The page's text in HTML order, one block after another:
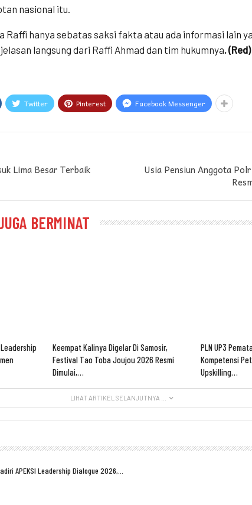
nasional itu.
Raffi hanya sebatas saksi fakta atau ada informasi lain
langsung dari Raffi Ahmad dan tim hukumnya. (Red)
Twitter Pinterest Facebook Messenger
Lima Besar Terbaik
Usia Pensiun Anggota
BERMINAT
Leadership
Keempat Kalinya Digelar Di Samosir,
Festival Tao Toba Joujou 2026 Resmi
Dimulai,…
PLN UP3
Kompetensi
Upskilling…
LIHAT ARTIKEL SELANJUTNYA ...
APEKSI Leadership Dialogue 2026,…